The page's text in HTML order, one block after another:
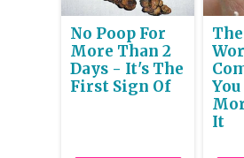
No Poop For
More Than 2
Days - It's The
First Sign Of
It